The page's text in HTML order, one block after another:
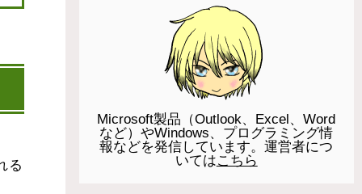
る
Microsoft製品（Outlook、Excel、Word
など）やWindows、プログラミング情
報などを発信しています。運営者につ
いてはこちら